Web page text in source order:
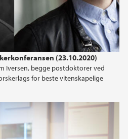
(23.10.2020)
Iversen, begge postdoktorer ved
for beste vitenskapelige